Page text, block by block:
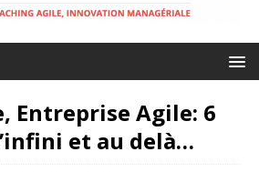
Entreprise Agile: 6
et au delà…